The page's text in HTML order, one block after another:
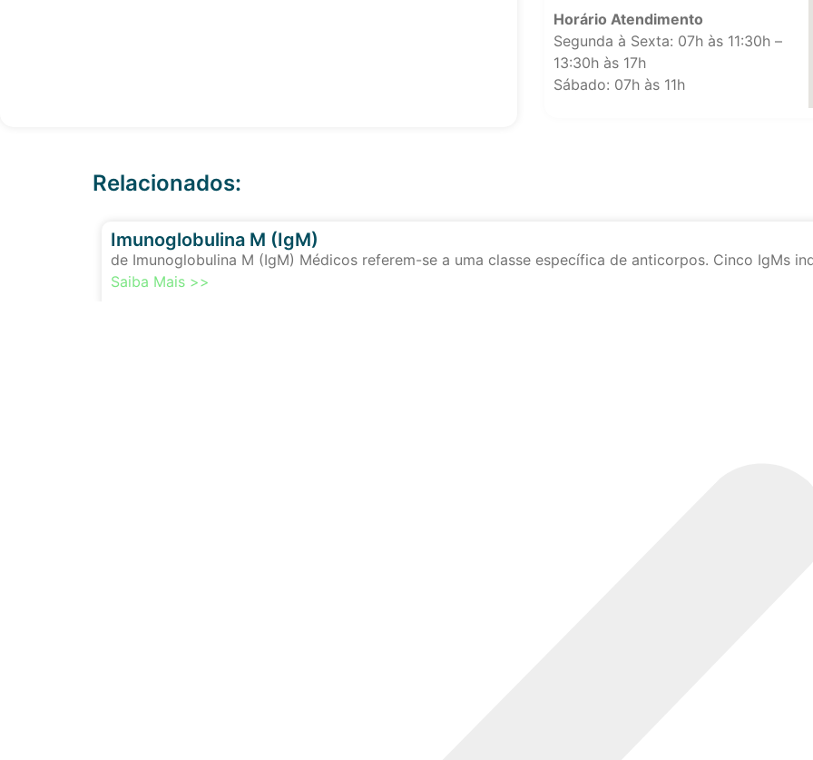
Horário Atendimento
Segunda à Sexta: 07h às 11:30h –
13:30h às 17h
Sábado: 07h às 11h
Relacionados:
Imunoglobulina M (IgM)
de Imunoglobulina M (IgM) Médicos referem-se a uma classe específica de anticorpos. Cinco IgMs
Saiba Mais >>